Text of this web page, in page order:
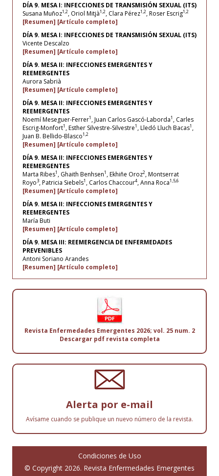
DÍA 9. MESA I: INFECCIONES DE TRANSMISIÓN SEXUAL (ITS)
Susana Muñoz1,2, Oriol Mitjà1,2, Clara Pérez1,2, Roser Escrig1,2
[Resumen] [Artículo completo]
DÍA 9. MESA I: INFECCIONES DE TRANSMISIÓN SEXUAL (ITS)
Vicente Descalzo
[Resumen] [Artículo completo]
DÍA 9. MESA II: INFECCIONES EMERGENTES Y
REEMERGENTES
Aurora Sabrià
[Resumen] [Artículo completo]
DÍA 9. MESA II: INFECCIONES EMERGENTES Y
REEMERGENTES
Noemí Meseguer-Ferrer1 , Juan Carlos Gascó-Laborda1 , Carles
Escrig-Monfort1 , Esther Silvestre-Silvestre1 , Lledó Lluch Bacas1 ,
Juan B. Bellido-Blasco1,2
[Resumen] [Artículo completo]
DÍA 9. MESA II: INFECCIONES EMERGENTES Y
REEMERGENTES
Marta Ribes1 , Ghaith Benhsen1 , Ekhiñe Oroz2, Montserrat
Royo3, Patricia Siebels1 , Carlos Chaccour4, Anna Roca1,5,6
[Resumen] [Artículo completo]
DÍA 9. MESA II: INFECCIONES EMERGENTES Y
REEMERGENTES
María Buti
[Resumen] [Artículo completo]
DÍA 9. MESA III: REEMERGENCIA DE ENFERMEDADES
PREVENIBLES
Antoni Soriano Arandes
[Resumen] [Artículo completo]
Revista Enfermedades Emergentes 2026; vol. 25 num. 2
Descargar pdf revista completa
Alerta por e-mail
Avísame cuando se publique un nuevo número de la revista.
Condiciones de Uso
© Copyright 2026. Revista Enfermedades Emergentes